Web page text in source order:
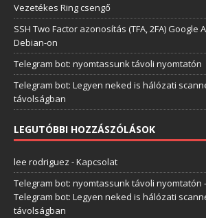
Vezetékes Ring csengő
SSH Two Factor azonosítás (TFA, 2FA) Google
Debian-on
Telegram bot: nyomtassunk távoli nyomtatón
Telegram bot: Legyen neked is hálózati
távolságban
LEGUTÓBBI HOZZÁSZÓLÁSOK
lee rodriguez -Kapcsolat
Telegram bot: nyomtassunk távoli nyomtatón
Telegram bot: Legyen neked is hálózati
távolságban